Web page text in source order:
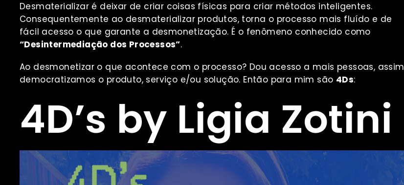
Desmaterializar é deixar de criar coisas físicas para criar métodos inteligentes.
Consequentemente ao desmaterializar produtos, torna o processo mais fluído e de
fácil acesso o que garante a desmonetização. É o fenômeno conhecido como
“Desintermediação dos Processos”.
Ao desmonetizar o que acontece com o processo? Dou acesso a mais pessoas, assim
democratizamos o produto, serviço e/ou solução. Então para mim são 4Ds:
4D’s by Ligia Zotini